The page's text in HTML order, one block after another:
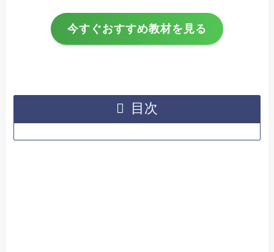
今すぐおすすめ教材を見る
目次